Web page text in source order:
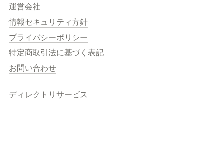
運営会社
情報セキュリティ方針
プライバシーポリシー
特定商取引法に基づく表記
お問い合わせ
ディレクトリサービス